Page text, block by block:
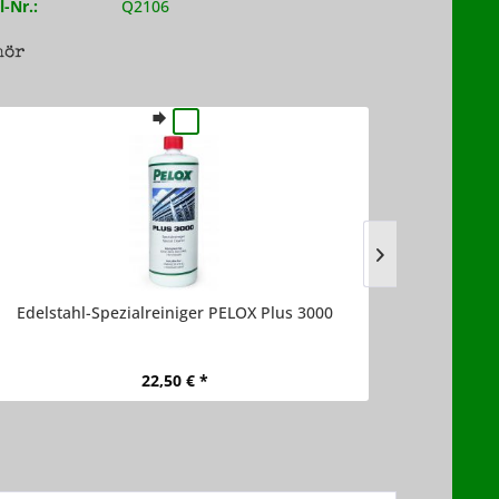
Nr.: Q2106
Edelstahl-Spezialreiniger PELOX Plus 3000
22,50 € *